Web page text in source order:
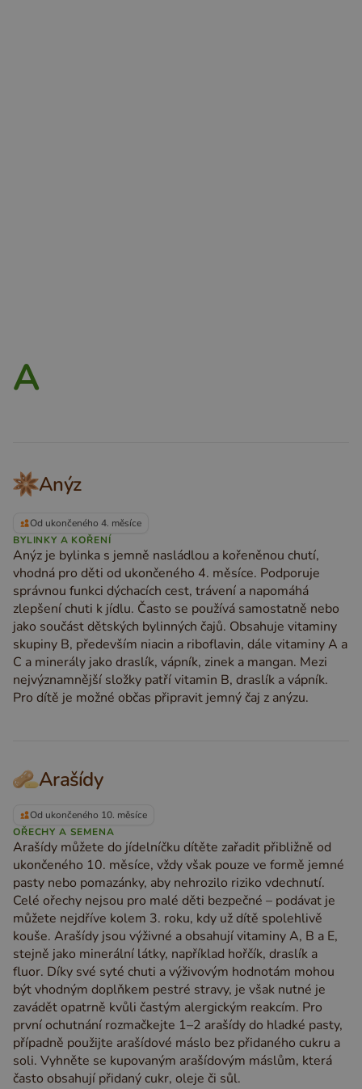
A
Anýz
Od ukončeného 4. měsíce
BYLINKY A KOŘENÍ
Anýz je bylinka s jemně nasládlou a kořeněnou chutí,
vhodná pro děti od ukončeného 4. měsíce. Podporuje
správnou funkci dýchacích cest, trávení a napomáhá
zlepšení chuti k jídlu. Často se používá samostatně nebo
jako součást dětských bylinných čajů. Obsahuje vitaminy
skupiny B, především niacin a riboflavin, dále vitaminy A a
C a minerály jako draslík, vápník, zinek a mangan. Mezi
nejvýznamnější složky patří vitamin B, draslík a vápník.
Pro dítě je možné občas připravit jemný čaj z anýzu.
Arašídy
Od ukončeného 10. měsíce
OŘECHY A SEMENA
Arašídy můžete do jídelníčku dítěte zařadit přibližně od
ukončeného 10. měsíce, vždy však pouze ve formě jemné
pasty nebo pomazánky, aby nehrozilo riziko vdechnutí.
Celé ořechy nejsou pro malé děti bezpečné – podávat je
můžete nejdříve kolem 3. roku, kdy už dítě spolehlivě
kouše. Arašídy jsou výživné a obsahují vitaminy A, B a E,
stejně jako minerální látky, například hořčík, draslík a
fluor. Díky své syté chuti a výživovým hodnotám mohou
být vhodným doplňkem pestré stravy, je však nutné je
zavádět opatrně kvůli častým alergickým reakcím. Pro
první ochutnání rozmačkejte 1–2 arašídy do hladké pasty,
případně použijte arašídové máslo bez přidaného cukru a
soli. Vyhněte se kupovaným arašídovým máslům, která
často obsahují přidaný cukr, oleje či sůl.